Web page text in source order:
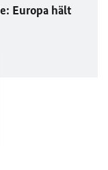
Europa hält